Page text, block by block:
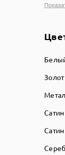
Сатин